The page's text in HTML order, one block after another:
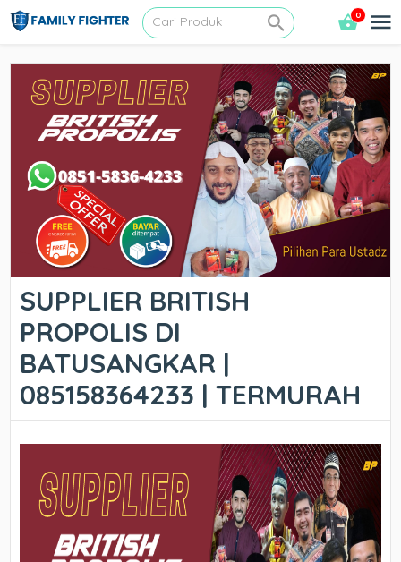
0
SUPPLIER BRITISH
PROPOLIS DI
BATUSANGKAR |
085158364233 | TERMURAH